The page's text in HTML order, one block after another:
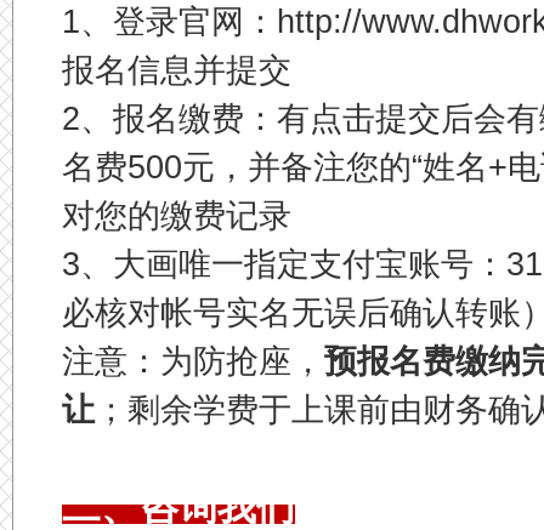
1、登录官网：http://
报名信息并提交
2、报名缴费：有点击提交后会
名费500元，并备注您的“姓名+
对您的缴费记录
3、大画唯一指定支付宝账号：
必核对帐号实名无误后确认转账
注意：为防抢座， 预报名费缴纳
让 ；剩余学费于上课前由财务确
二、咨询我们